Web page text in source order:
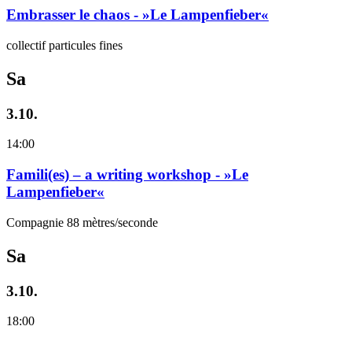
Embrasser le chaos - »Le Lampenfieber«
collectif particules fines
Sa
3.10.
14:00
Famili(es) – a writing workshop - »Le
Lampenfieber«
Compagnie 88 mètres/seconde
Sa
3.10.
18:00